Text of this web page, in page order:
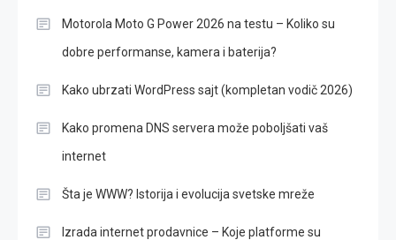
Motorola Moto G Power 2026 na testu – Koliko su
dobre performanse, kamera i baterija?
Kako ubrzati WordPress sajt (kompletan vodič 2026)
Kako promena DNS servera može poboljšati vaš
internet
Šta je WWW? Istorija i evolucija svetske mreže
Izrada internet prodavnice – Koje platforme su